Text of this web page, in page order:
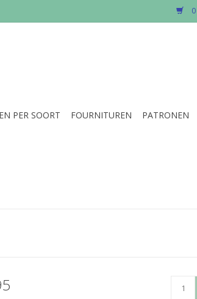
PER SOORT FOURNITUREN PATRONEN